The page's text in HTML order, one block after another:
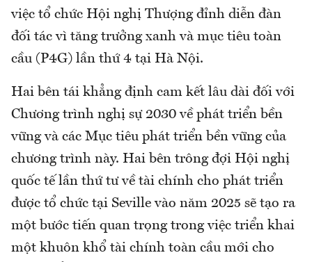
việc tổ chức Hội nghị Thượng đỉnh diễn đàn
đối tác vì tăng trưởng xanh và mục tiêu toàn
cầu (P4G) lần thứ 4 tại Hà Nội.
Hai bên tái khẳng định cam kết lâu dài đối với
Chương trình nghị sự 2030 về phát triển bền
vững và các Mục tiêu phát triển bền vững của
chương trình này. Hai bên trông đợi Hội nghị
quốc tế lần thứ tư về tài chính cho phát triển
được tổ chức tại Seville vào năm 2025 sẽ tạo ra
một bước tiến quan trọng trong việc triển khai
một khuôn khổ tài chính toàn cầu mới cho